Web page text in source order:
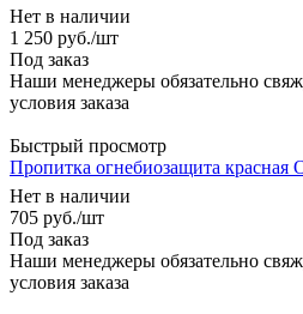
Нет в наличии
1 250 руб./шт
Под заказ
Наши менеджеры обязательно
условия заказа
Быстрый просмотр
Пропитка огнебиозащита красная
Нет в наличии
705 руб./шт
Под заказ
Наши менеджеры обязательно
условия заказа